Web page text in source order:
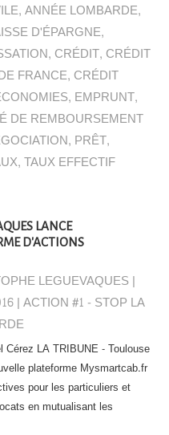
,ANNÉE LOMBARDE,
D'ÉPARGNE,
, CRÉDIT, CRÉDIT
FRANCE, CRÉDIT
, EMPRUNT,
DE REMBOURSEMENT
, PRÊT,
,TAUX EFFECTIF
LANCE
D'ACTIONS
LEGUEVAQUES |
|ACTION #1 - STOP LA
Cérez LA TRIBUNE - Toulouse
plateforme Mysmartcab.fr
pour les particuliers et
en mutualisant les